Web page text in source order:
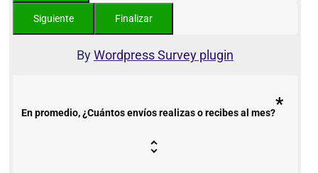
ByWordpress Survey plugin
En promedio, ¿Cuántos envíos realizas o recibes al mes?*